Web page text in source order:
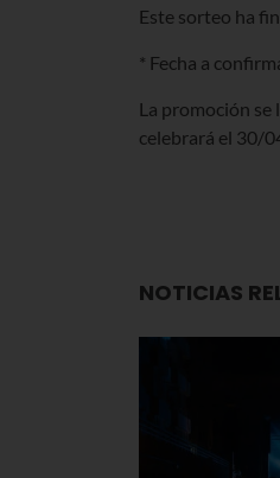
Este sorteo ha
* Fecha a
La promoción
celebrará el 30/
NOTICIAS